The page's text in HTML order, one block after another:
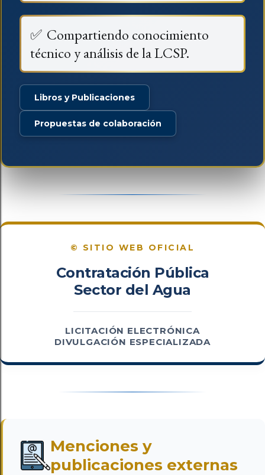
✅ Compartiendo conocimiento
técnico y análisis de la LCSP.
Libros y Publicaciones
Propuestas de colaboración
© SITIO WEB OFICIAL
Contratación Pública
Sector del Agua
LICITACIÓN ELECTRÓNICA
DIVULGACIÓN ESPECIALIZADA
Menciones y
publicaciones externas